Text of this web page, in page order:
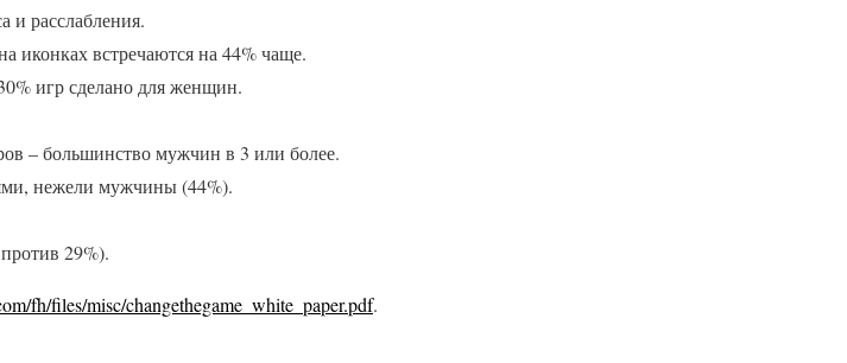
и расслабления.
встречаются на 44% чаще.
игр сделано для женщин.
– большинство мужчин в 3 или более.
нежели мужчины (44%).
29%).
fh/files/misc/changethegame_white_paper.pdf.